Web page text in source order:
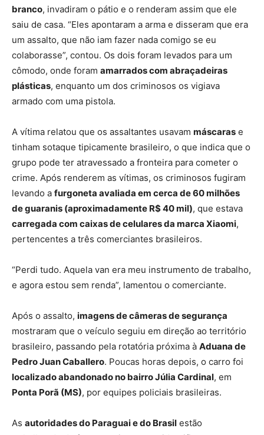
branco, invadiram o pátio e o renderam assim que ele
saiu de casa. “Eles apontaram a arma e disseram que era
um assalto, que não iam fazer nada comigo se eu
colaborasse”, contou. Os dois foram levados para um
cômodo, onde foram amarrados com abraçadeiras
plásticas, enquanto um dos criminosos os vigiava
armado com uma pistola.
A vítima relatou que os assaltantes usavam máscaras e
tinham sotaque tipicamente brasileiro, o que indica que o
grupo pode ter atravessado a fronteira para cometer o
crime. Após renderem as vítimas, os criminosos fugiram
levando a furgoneta avaliada em cerca de 60 milhões
de guaranis (aproximadamente R$ 40 mil), que estava
carregada com caixas de celulares da marca Xiaomi,
pertencentes a três comerciantes brasileiros.
“Perdi tudo. Aquela van era meu instrumento de trabalho,
e agora estou sem renda”, lamentou o comerciante.
Após o assalto, imagens de câmeras de segurança
mostraram que o veículo seguiu em direção ao território
brasileiro, passando pela rotatória próxima à Aduana de
Pedro Juan Caballero. Poucas horas depois, o carro foi
localizado abandonado no bairro Júlia Cardinal, em
Ponta Porã (MS), por equipes policiais brasileiras.
As autoridades do Paraguai e do Brasil estão